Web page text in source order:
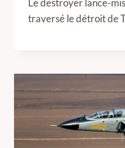
Le destroyer lance-
traversé le détroit de